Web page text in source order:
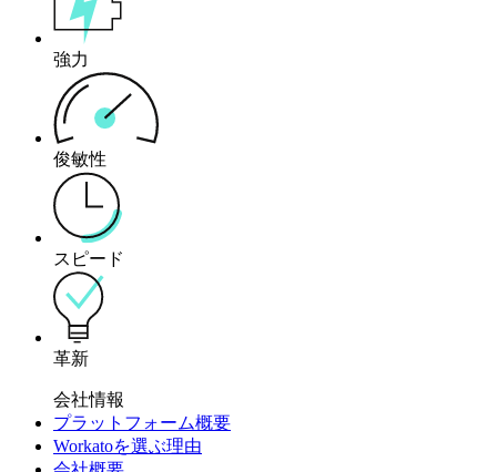
強力
俊敏性
スピード
革新
会社情報
プラットフォーム概要
Workatoを選ぶ理由